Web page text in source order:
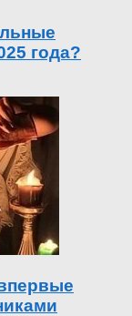
года?